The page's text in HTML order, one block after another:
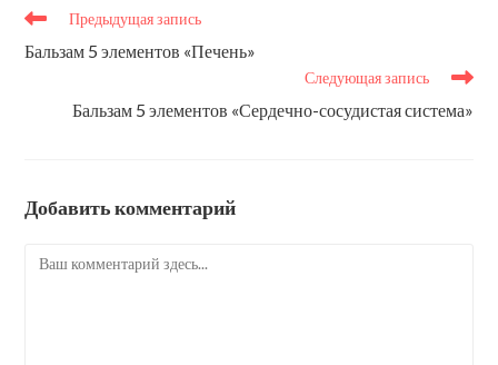
Еще
Предыдущая запись
Бальзам 5 элементов «Печень»
Следующая запись
Бальзам 5 элементов «Сердечно-сосудистая система»
Добавить комментарий
Комментарий